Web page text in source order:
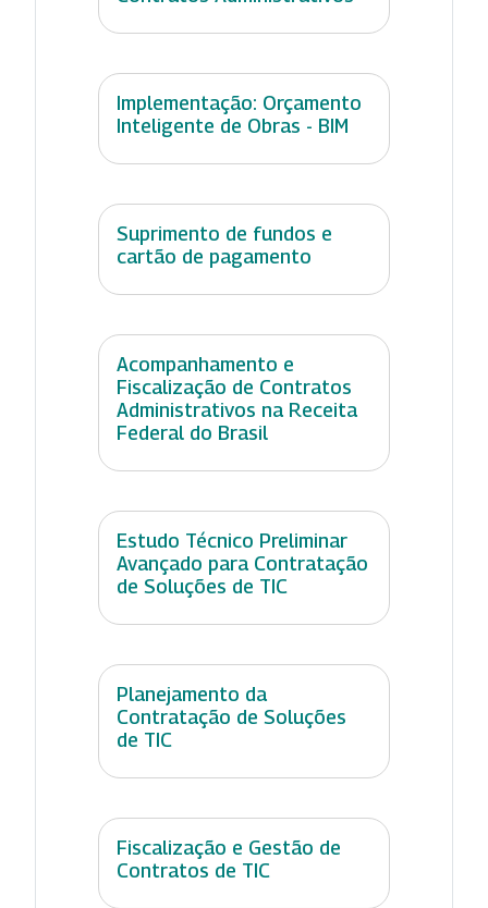
Implementação: Orçamento
Inteligente de Obras - BIM
Suprimento de fundos e
cartão de pagamento
Acompanhamento e
Fiscalização de Contratos
Administrativos na Receita
Federal do Brasil
Estudo Técnico Preliminar
Avançado para Contratação
de Soluções de TIC
Planejamento da
Contratação de Soluções
de TIC
Fiscalização e Gestão de
Contratos de TIC